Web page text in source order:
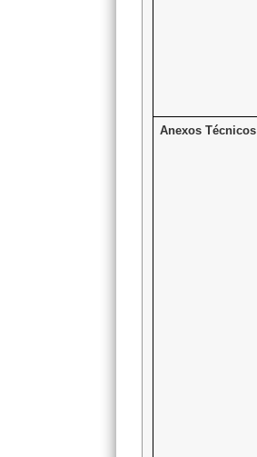
Anexos Técnicos